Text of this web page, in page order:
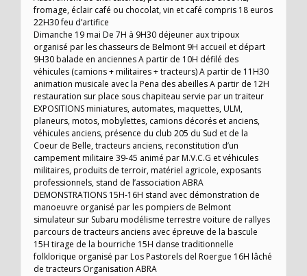
fromage, éclair café ou chocolat, vin et café compris 18 euros
22H30 feu d’artifice
Dimanche 19 mai De 7H à 9H30 déjeuner aux tripoux
organisé par les chasseurs de Belmont 9H accueil et départ
9H30 balade en anciennes A partir de 10H défilé des
véhicules (camions + militaires + tracteurs) A partir de 11H30
animation musicale avec la Pena des abeilles A partir de 12H
restauration sur place sous chapiteau servie par un traiteur
EXPOSITIONS miniatures, automates, maquettes, ULM,
planeurs, motos, mobylettes, camions décorés et anciens,
véhicules anciens, présence du club 205 du Sud et de la
Coeur de Belle, tracteurs anciens, reconstitution d’un
campement militaire 39-45 animé par M.V.C.G et véhicules
militaires, produits de terroir, matériel agricole, exposants
professionnels, stand de l’association ABRA
DEMONSTRATIONS 15H-16H stand avec démonstration de
manoeuvre organisé par les pompiers de Belmont
simulateur sur Subaru modélisme terrestre voiture de rallyes
parcours de tracteurs anciens avec épreuve de la bascule
15H tirage de la bourriche 15H danse traditionnelle
folklorique organisé par Los Pastorels del Roergue 16H lâché
de tracteurs Organisation ABRA